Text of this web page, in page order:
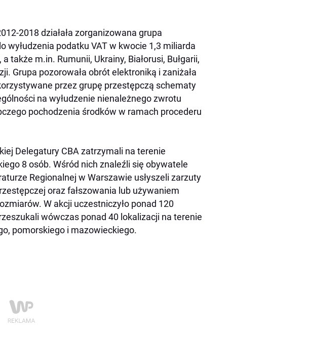
2018 działała zorganizowana grupa
wyłudzenia podatku VAT w kwocie 1,3 miliarda
także m.in. Rumunii, Ukrainy, Białorusi, Bułgarii,
Grupa pozorowała obrót elektroniką i zaniżała
przez grupę przestępczą schematy
na wyłudzenie nienależnego zwrotu
pochodzenia środków w ramach procederu
Delegatury CBA zatrzymali na terenie
8 osób. Wśród nich znaleźli się obywatele
Regionalnej w Warszawie usłyszeli zarzuty
oraz fałszowania lub używaniem
W akcji uczestniczyło ponad 120
wówczas ponad 40 lokalizacji na terenie
pomorskiego i mazowieckiego.